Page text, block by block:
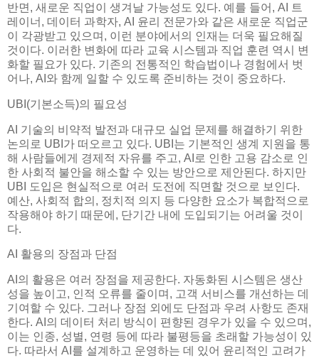
반면, 새로운 직업이 생겨날 가능성도 있다. 예를 들어, AI 트
레이너, 데이터 과학자, AI 윤리 전문가와 같은 새로운 직업군
이 각광받고 있으며, 이런 분야에서의 인재는 더욱 필요해질
것이다. 이러한 변화에 따라 교육 시스템과 직업 훈련 역시 변
화할 필요가 있다. 기존의 전통적인 학습법이나 경험에서 벗
어나, AI와 함께 일할 수 있도록 준비하는 것이 중요하다.
UBI(기본소득)의 필요성
AI 기술의 비약적 발전과 대규모 실업 문제를 해결하기 위한
논의로 UBI가 떠오르고 있다. UBI는 기본적인 생계 지원을 통
해 사람들에게 경제적 자유를 주고, AI로 인한 고용 감소로 인
한 사회적 불안을 해소할 수 있는 방안으로 제안된다. 하지만
UBI 도입은 현실적으로 여러 도전에 직면할 것으로 보인다.
예산, 사회적 합의, 정치적 의지 등 다양한 요소가 복합적으로
작용해야 하기 때문에, 단기간 내에 도입되기는 어려울 것이
다.
AI 활용의 장점과 단점
AI의 활용은 여러 장점을 제공한다. 자동화된 시스템은 생산
성을 높이고, 인적 오류를 줄이며, 고객 서비스를 개선하는 데
기여할 수 있다. 그러나 장점 외에도 단점과 우려 사항도 존재
한다. AI의 데이터 처리 방식이 편향된 경우가 있을 수 있으며,
이는 인종, 성별, 연령 등에 따라 불평등을 초래할 가능성이 있
다. 따라서 AI를 설계하고 운영하는 데 있어 윤리적인 고려가